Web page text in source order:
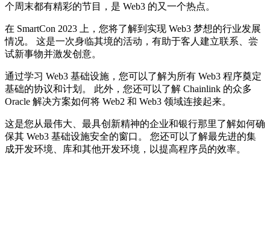
个周末都有精彩的节目，是 Web3 的又一个热点。
在 SmartCon 2023 上，您将了解到实现 Web3 梦想的行业发展
情况。 这是一次身临其境的活动，有助于客人建立联系、尝
试新事物并激发创意。
通过学习 Web3 基础设施，您可以了解为所有 Web3 程序奠定
基础的协议和计划。 此外，您还可以了解 Chainlink 的众多
Oracle 解决方案如何将 Web2 和 Web3 领域连接起来。
这是您从最伟大、最具创新精神的企业和银行那里了解如何确
保其 Web3 基础设施安全的窗口。 您还可以了解最先进的集
成开发环境、库和其他开发环境，以提高程序员的效率。